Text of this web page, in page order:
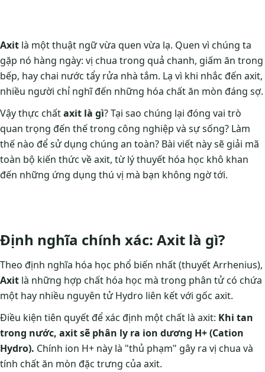
Axit là một thuật ngữ vừa quen vừa lạ. Quen vì chúng ta
gặp nó hàng ngày: vị chua trong quả chanh, giấm ăn trong
bếp, hay chai nước tẩy rửa nhà tắm. Lạ vì khi nhắc đến axit,
nhiều người chỉ nghĩ đến những hóa chất ăn mòn đáng sợ.
Vậy thực chấtaxit là gì? Tại sao chúng lại đóng vai trò
quan trọng đến thế trong công nghiệp và sự sống? Làm
thế nào để sử dụng chúng an toàn? Bài viết này sẽ giải mã
toàn bộ kiến thức về axit, từ lý thuyết hóa học khô khan
đến những ứng dụng thú vị mà bạn không ngờ tới.
Định nghĩa chính xác: Axit là gì?
Theo định nghĩa hóa học phổ biến nhất (thuyết Arrhenius),
Axit là những hợp chất hóa học mà trong phân tử có chứa
một hay nhiều nguyên tử Hydro liên kết với gốc axit.
Điều kiện tiên quyết để xác định một chất là axit: Khi tan
trong nước, axit sẽ phân ly ra ion dương H+ (Cation
Hydro). Chính ion H+ này là "thủ phạm" gây ra vị chua và
tính chất ăn mòn đặc trưng của axit.